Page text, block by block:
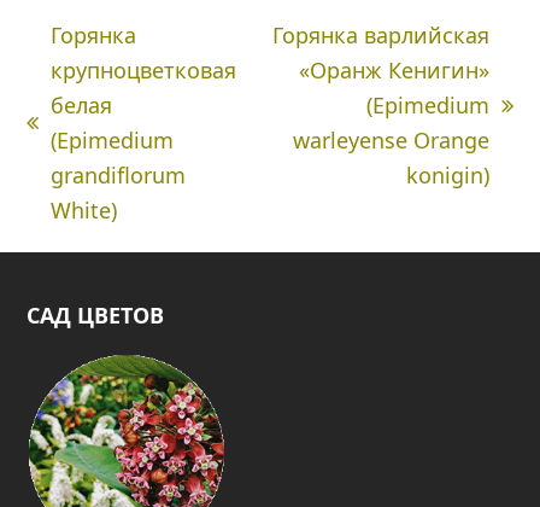
Предыдущая
вкладка:
Горянка
крупноцветковая
белая
(Epimedium
grandiflorum
White)
post:
Горянка варлийская
«Оранж Кенигин»
(Epimedium
warleyense Orange
konigin)
САД ЦВЕТОВ